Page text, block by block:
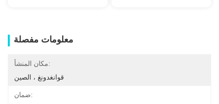
معلومات مفصلة
مكان المنشأ:
قوانغدونغ ، الصين
ضمان: